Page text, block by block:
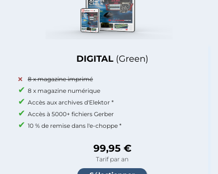
DIGITAL (Green)
8 x magazine imprimé
8 x magazine numérique
Accès aux archives d'Elektor *
Accès à 5000+ fichiers Gerber
10 % de remise dans l'e-choppe *
99,95 €
Tarif par an